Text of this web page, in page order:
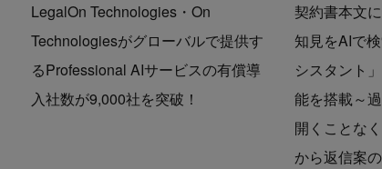
LegalOn Technologies・On
Technologiesがグローバルで提供す
るProfessional AIサービスの有償導
入社数が9,000社を突破！
契約書本文
知見をAIで
シスタント
能を搭載～
開くことな
から返信案